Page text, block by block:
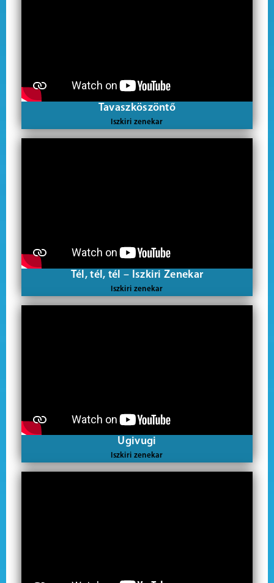
Tavaszköszöntő
Iszkiri zenekar
Tél, tél, tél – Iszkiri Zenekar
Iszkiri zenekar
Ugivugi
Iszkiri zenekar